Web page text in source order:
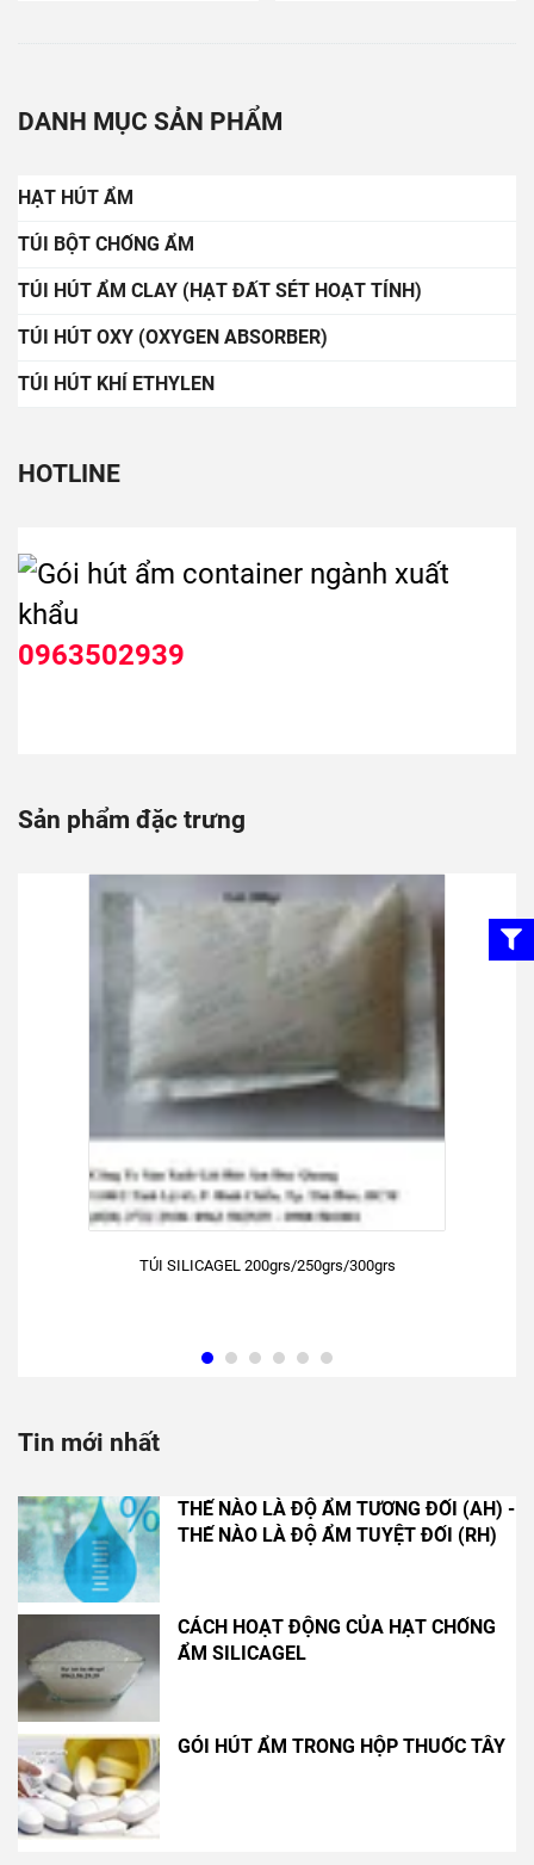
DANH MỤC SẢN PHẨM
HẠT HÚT ẨM
TÚI BỘT CHỐNG ẨM
TÚI HÚT ẨM CLAY (HẠT ĐẤT SÉT HOẠT TÍNH)
TÚI HÚT OXY (OXYGEN ABSORBER)
TÚI HÚT KHÍ ETHYLEN
HOTLINE
0963502939
Sản phẩm đặc trưng
TÚI SILICAGEL 200grs/250grs/300grs
Tin mới nhất
THẾ NÀO LÀ ĐỘ ẨM TƯƠNG ĐỐI (AH) -
THẾ NÀO LÀ ĐỘ ẨM TUYỆT ĐỐI (RH)
CÁCH HOẠT ĐỘNG CỦA HẠT CHỐNG
ẨM SILICAGEL
GÓI HÚT ẨM TRONG HỘP THUỐC TÂY